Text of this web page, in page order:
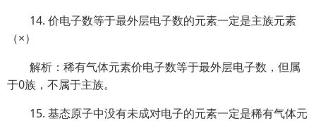
14. 价电子数等于最外层电子数的元素一定是主族元素
（×）
解析：稀有气体元素价电子数等于最外层电子数，但属
于0族，不属于主族。
15. 基态原子中没有未成对电子的元素一定是稀有气体元